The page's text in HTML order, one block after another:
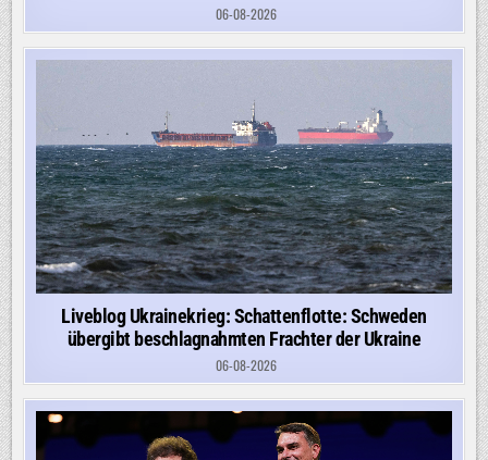
06-08-2026
Liveblog Ukrainekrieg: Schattenflotte: Schweden
übergibt beschlagnahmten Frachter der Ukraine
06-08-2026